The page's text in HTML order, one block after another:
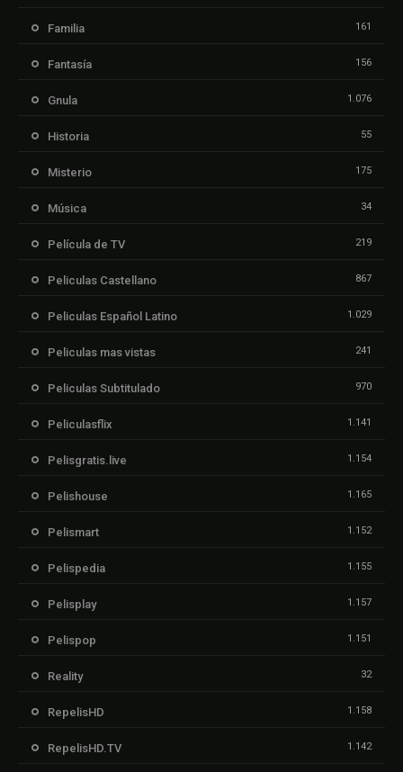
Familia 161
Fantasía 156
Gnula 1.076
Historia 55
Misterio 175
Música 34
Película de TV 219
Peliculas Castellano 867
Peliculas Español Latino 1.029
Peliculas mas vistas 241
Peliculas Subtitulado 970
Peliculasflix 1.141
Pelisgratis.live 1.154
Pelishouse 1.165
Pelismart 1.152
Pelispedia 1.155
Pelisplay 1.157
Pelispop 1.151
Reality 32
RepelisHD 1.158
RepelisHD.TV 1.142